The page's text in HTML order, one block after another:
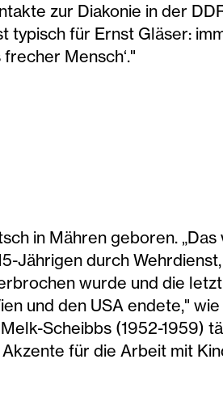
zur Diakonie in der
typisch für Ernst Gläser:
Mensch‘."
in Mähren geboren.
Jährigen durch
wurde und die
und den USA endete,"
Scheibbs (1952-1959)
für die Arbeit mit